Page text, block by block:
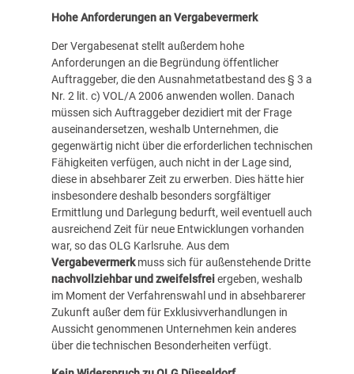
Hohe Anforderungen an Vergabevermerk
Der Vergabesenat stellt außerdem hohe
Anforderungen an die Begründung öffentlicher
Auftraggeber, die den Ausnahmetatbestand des § 3 a
Nr. 2 lit. c) VOL/A 2006 anwenden wollen. Danach
müssen sich Auftraggeber dezidiert mit der Frage
auseinandersetzen, weshalb Unternehmen, die
gegenwärtig nicht über die erforderlichen technischen
Fähigkeiten verfügen, auch nicht in der Lage sind,
diese in absehbarer Zeit zu erwerben. Dies hätte hier
insbesondere deshalb besonders sorgfältiger
Ermittlung und Darlegung bedurft, weil eventuell auch
ausreichend Zeit für neue Entwicklungen vorhanden
war, so das OLG Karlsruhe. Aus dem
Vergabevermerkmuss sich für außenstehende Dritte
nachvollziehbar und zweifelsfreiergeben, weshalb
im Moment der Verfahrenswahl und in absehbarerer
Zukunft außer dem für Exklusivverhandlungen in
Aussicht genommenen Unternehmen kein anderes
über die technischen Besonderheiten verfügt.